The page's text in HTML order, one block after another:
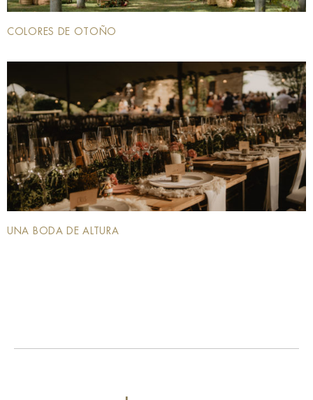
COLORES DE OTOÑO
UNA BODA DE ALTURA